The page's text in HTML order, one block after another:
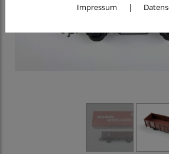
Impressum |